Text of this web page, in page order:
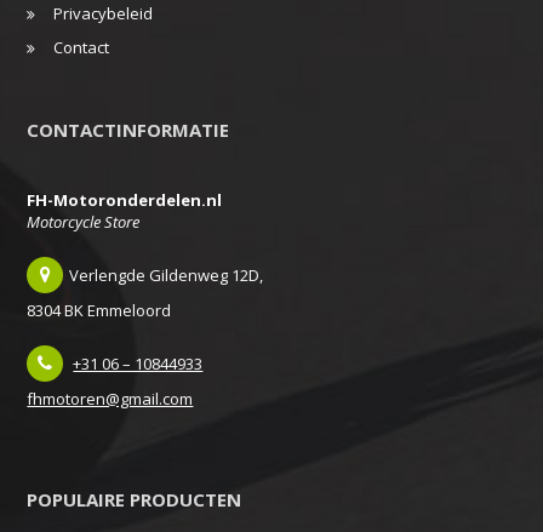
Privacybeleid
Contact
CONTACTINFORMATIE
FH-Motoronderdelen.nl
Motorcycle Store
Verlengde Gildenweg 12D,
8304 BK Emmeloord
+31 06 – 10844933
fhmotoren@gmail.com
POPULAIRE PRODUCTEN